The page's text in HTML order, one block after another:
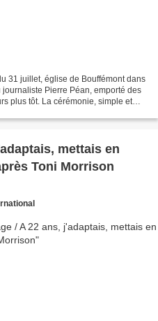
31 juillet, église de Bouffémont dans
journaliste Pierre Péan, emporté des
plus tôt. La cérémonie, simple et
mettais en
Toni Morrison